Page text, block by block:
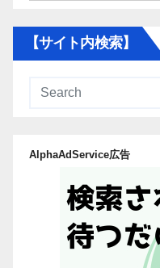
ゴ
事
【サイト内検索】
AlphaAdService広告